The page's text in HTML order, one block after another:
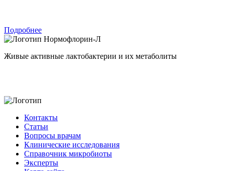
Подробнее
Нормофлорин-Л
Живые активные лактобактерии и их метаболиты
Контакты
Статьи
Вопросы врачам
Клинические исследования
Справочник микробиоты
Эксперты